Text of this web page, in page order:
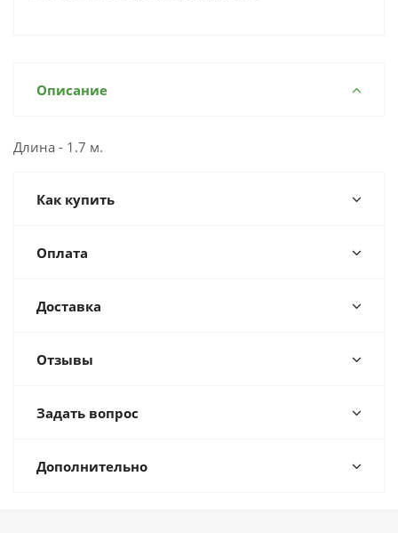
Описание
Длина - 1.7 м.
Как купить
Оплата
Доставка
Отзывы
Задать вопрос
Дополнительно